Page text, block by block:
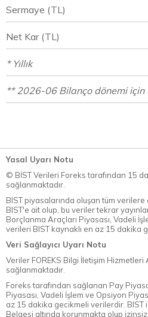
Sermaye (TL)
Net Kar (TL)
* Yıllık
** 2026-06 Bilanço dönemi için
Yasal Uyarı Notu
© BİST Verileri Foreks tarafından 15
sağlanmaktadır.
BIST piyasalarında oluşan tüm
BIST'e ait olup, bu veriler tekrar
Borçlanma Araçları Piyasası, Vadeli
verileri BIST kaynaklı en az 15 dakika
Veri Sağlayıcı Uyarı Notu
Veriler FOREKS Bilgi İletişim Hizmetleri
sağlanmaktadır.
Foreks tarafından sağlanan Pay
Piyasası, Vadeli İşlem ve Opsiyon
az 15 dakika gecikmeli verilerdir. BIST
Belgesi altında korunmakta olup